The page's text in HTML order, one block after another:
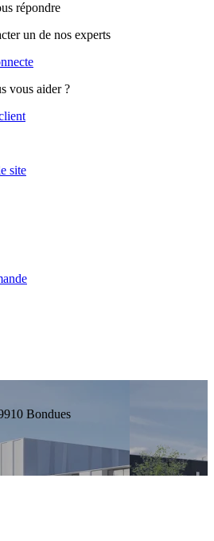
répondre
un de nos experts
vous aider ?
site
Bondues